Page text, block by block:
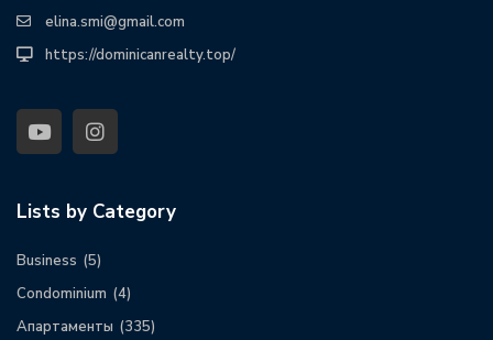
elina.smi@gmail.com
https://dominicanrealty.top/
Lists by Category
Business (5)
Condominium (4)
Апартаменты (335)